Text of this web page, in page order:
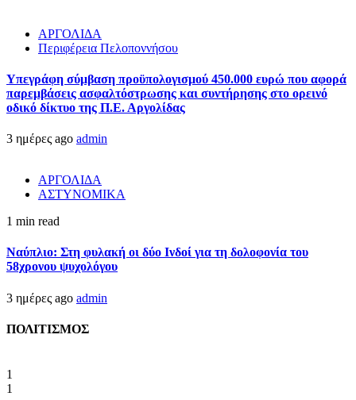
ΑΡΓΟΛΙΔΑ
Περιφέρεια Πελοποννήσου
Υπεγράφη σύμβαση προϋπολογισμού 450.000 ευρώ που αφορά
παρεμβάσεις ασφαλτόστρωσης και συντήρησης στο ορεινό
οδικό δίκτυο της Π.Ε. Αργολίδας
3 ημέρες ago admin
ΑΡΓΟΛΙΔΑ
ΑΣΤΥΝΟΜΙΚΑ
1 min read
Ναύπλιο: Στη φυλακή οι δύο Ινδοί για τη δολοφονία του
58χρονου ψυχολόγου
3 ημέρες ago admin
ΠΟΛΙΤΙΣΜΟΣ
1
1